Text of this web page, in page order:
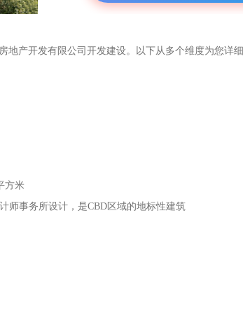
地产开发有限公司开发建设。以下从多个维度为您详细
方米
师事务所设计，是CBD区域的地标性建筑